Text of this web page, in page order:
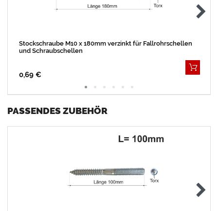
Stockschraube M10 x 180mm verzinkt für Fallrohrschellen
und Schraubschellen
0,69 €
PASSENDES ZUBEHÖR